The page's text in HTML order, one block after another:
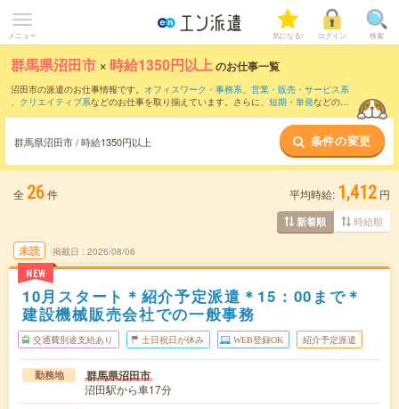
メニュー 気になる! ログイン 検索
群馬県沼田市 × 時給1350円以上のお仕事一覧
沼田市の派遣のお仕事情報です。 オフィスワーク・事務系、 営業・販売・サービス系
、 クリエイティブ系などのお仕事を取り揃えています。さらに、 短期 ・ 単発などの期
群馬県沼田市 / 時給1350円以上 条件の変更
全 26件 平均時給: 1,412 円
新着順 時給順
未読
NEW
掲載日 2026/08/06
10月スタート＊紹介予定派遣＊15：00まで＊
建設機械販売会社での一般事務
交通費別途支給あり 土日祝日が休み WEB登録OK 紹介予定派遣
勤務地 群馬県沼田市
沼田駅から車17分